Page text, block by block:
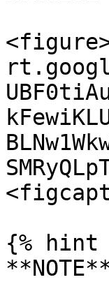
{%